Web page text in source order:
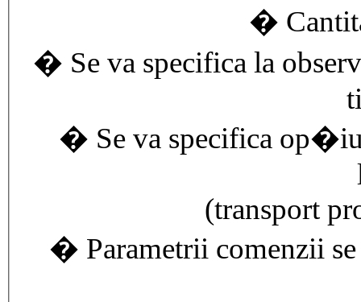
�
� Se va specifica la
� Se va specifica
(transport
� Parametrii comenzii